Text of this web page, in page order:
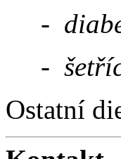
-
-
Ostatní